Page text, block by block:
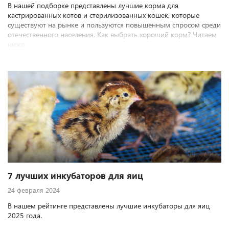
В нашей подборке представлены лучшие корма для
кастрированных котов и стерилизованных кошек, которые
существуют на рынке и пользуются повышенным спросом среди
отечественного населения. Как выбрать хороший корм? Читаем
7 лучших инкубаторов для яиц
24 февраля 2024
В нашем рейтинге представлены лучшие инкубаторы для яиц
2025 года.